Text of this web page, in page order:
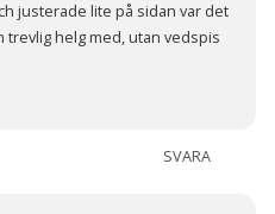
justerade lite på sidan var det
trevlig helg med, utan vedspis
SVARA